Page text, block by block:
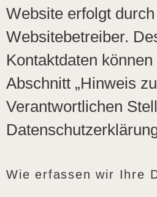
Website erfolgt
Websitebetreiber.
Kontaktdaten
Abschnitt „Hinweis
Verantwortlichen
Wie erfassen wir Ihre